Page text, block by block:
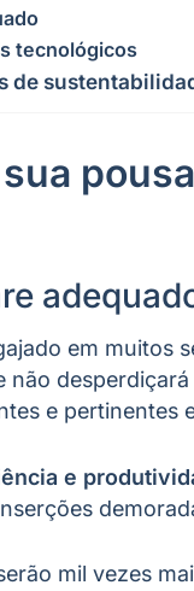
tecnológicos
de
em muitos
não
e pertinentes
e
mil vezes